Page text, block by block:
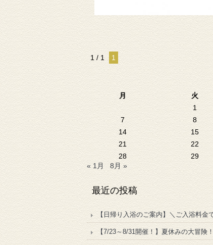
1 / 1 1
月
火
1
7
8
14
15
21
22
28
29
« 1月
8月 »
最近の投稿
【日帰り入浴のご案内】＼ご入浴料
【7/23～8/31開催！】夏休みの大冒険